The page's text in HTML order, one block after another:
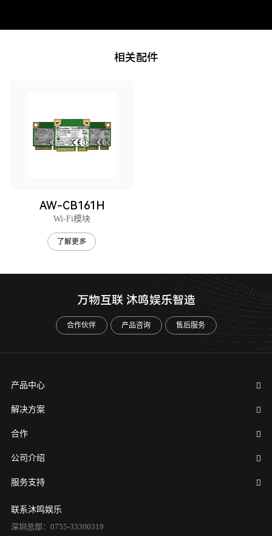
相关配件
AW-CB161H
Wi-Fi模块
了解更多
万物互联 沐鸣娱乐智造
合作伙伴 产品咨询 售后服务
产品中心
解决方案
合作
公司介绍
服务支持
联系沐鸣娱乐
深圳总部：0755-33300319